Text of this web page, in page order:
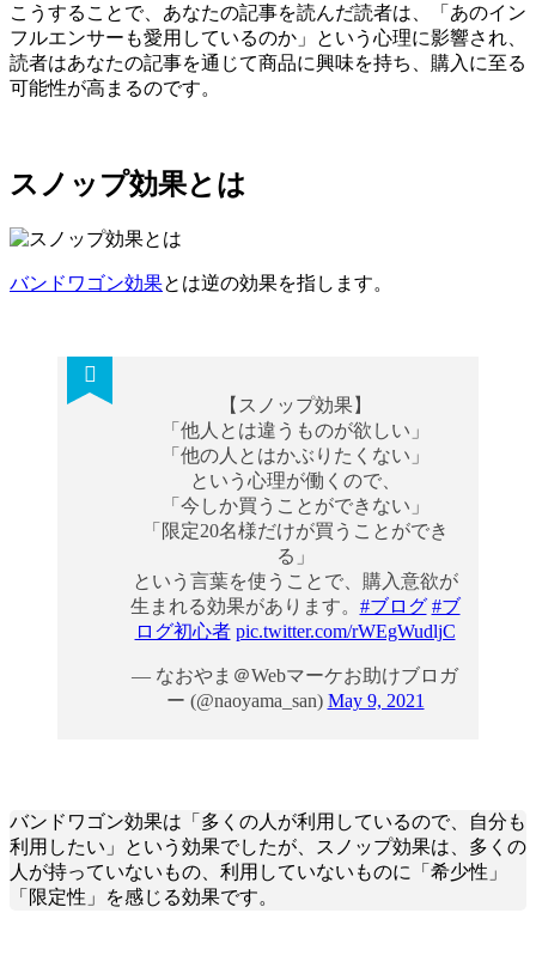
こうすることで、あなたの記事を読んだ読者は、「あのイン
フルエンサーも愛用しているのか」という心理に影響され、
読者はあなたの記事を通じて商品に興味を持ち、購入に至る
可能性が高まるのです。
スノップ効果とは
バンドワゴン効果とは逆の効果を指します。
【スノップ効果】
「他人とは違うものが欲しい」
「他の人とはかぶりたくない」
という心理が働くので、
「今しか買うことができない」
「限定20名様だけが買うことができ
る」
という言葉を使うことで、購入意欲が
生まれる効果があります。 #ブログ #ブ
ログ初心者 pic.twitter.com/rWEgWudljC
— なおやま＠Webマーケお助けブロガ
ー (@naoyama_san) May 9, 2021
バンドワゴン効果は「多くの人が利用しているので、自分も
利用したい」という効果でしたが、スノップ効果は、多くの
人が持っていないもの、利用していないものに「希少性」
「限定性」を感じる効果です。